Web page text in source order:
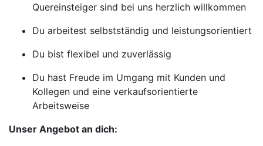
Quereinsteiger sind bei uns herzlich willkommen
Du arbeitest selbstständig und leistungsorientiert
Du bist flexibel und zuverlässig
Du hast Freude im Umgang mit Kunden und
Kollegen und eine verkaufsorientierte
Arbeitsweise
Unser Angebot an dich: